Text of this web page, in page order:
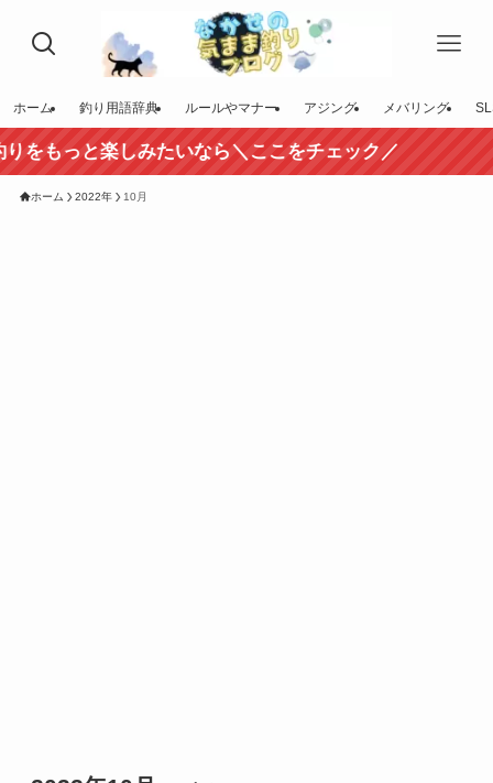
ホーム 釣り用語辞典 ルールやマナー アジング メバリング
をもっと楽しみたいなら＼ここをチェック／
ホーム 2022年 10月